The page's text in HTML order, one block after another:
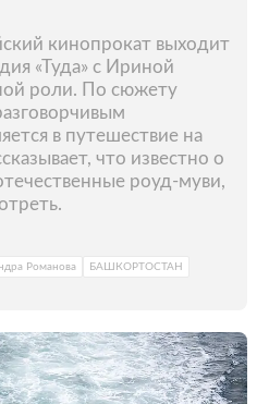
кинопрокат выходит
«Туда» с Ириной
роли. По сюжету
в путешествие на
что известно о
роуд-муви,
Романова
БАШКОРТОСТАН